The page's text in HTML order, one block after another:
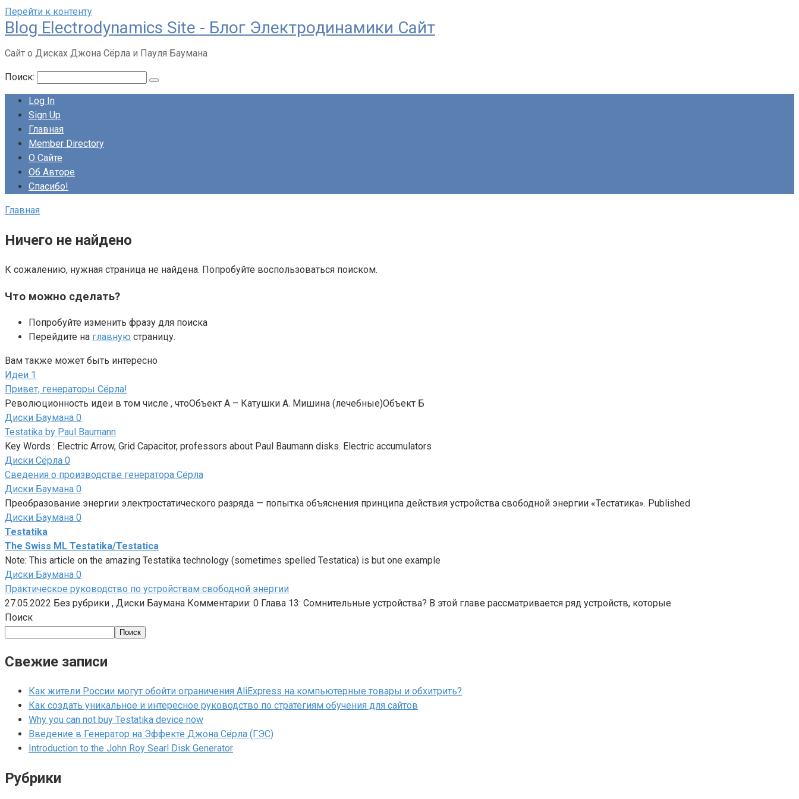
Перейти к контенту
Blog Electrodynamics Site - Блог Электродинамики Сайт
Сайт о Дисках Джона Сёрла и Пауля Баумана
Поиск:
Log In
Sign Up
Главная
Member Directory
О Сайте
Об Авторе
Спасибо!
Главная
Ничего не найдено
К сожалению, нужная страница не найдена. Попробуйте воспользоваться поиском.
Что можно сделать?
Попробуйте изменить фразу для поиска
Перейдите на главную страницу.
Вам также может быть интересно
Идеи 1
Привет, генераторы Сёрла!
Революционность идеи в том числе , чтоОбъект А – Катушки А. Мишина (лечебные)Объект Б
Диски Баумана 0
Testatika by Paul Baumann
Key Words : Electric Arrow, Grid Capacitor, professors about Paul Baumann disks. Electric accumulators
Диски Сёрла 0
Сведения о производстве генератора Сёрла
Диски Баумана 0
Преобразование энергии электростатического разряда — попытка объяснения принципа действия устройства свободной энергии «Тестатика». Published
Диски Баумана 0
Testatika
The Swiss ML Testatika/Testatica
Note: This article on the amazing Testatika technology (sometimes spelled Testatica) is but one example
Диски Баумана 0
Практическое руководство по устройствам свободной энергии
27.05.2022 Без рубрики , Диски Баумана Комментарии: 0 Глава 13: Сомнительные устройства? В этой главе рассматривается ряд устройств, которые
Поиск
Поиск
Свежие записи
Как жители России могут обойти ограничения AliExpress на компьютерные товары и обхитрить?
Как создать уникальное и интересное руководство по стратегиям обучения для сайтов
Why you can not buy Testatika device now
Введение в Генератор на Эффекте Джона Сёрла (ГЭС)
Introduction to the John Roy Searl Disk Generator
Рубрики